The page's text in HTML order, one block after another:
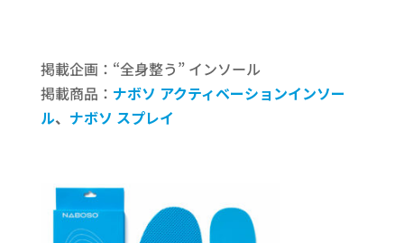
掲載企画：“全身整う” インソール
掲載商品： ナボソ アクティベーションインソー
ル、 ナボソ スプレイ